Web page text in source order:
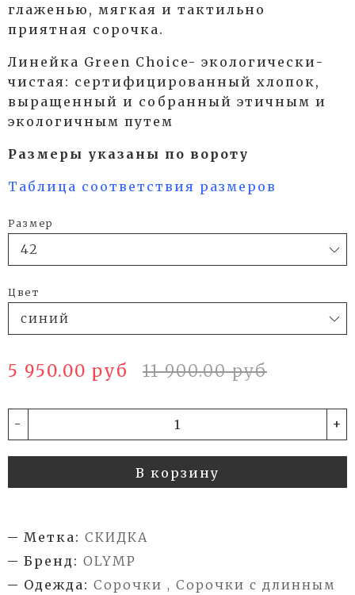
глаженью, мягкая и тактильно
приятная сорочка.
Линейка Green Choice- экологически-
чистая: сертифицированный хлопок,
выращенный и собранный этичным и
экологичным путем
Размеры указаны по вороту
Таблица соответствия размеров
Размер
Цвет
5 950.00 руб 11 900.00 руб
- +
В корзину
Метка: СКИДКА
Бренд: OLYMP
Одежда: Сорочки , Сорочки с длинным